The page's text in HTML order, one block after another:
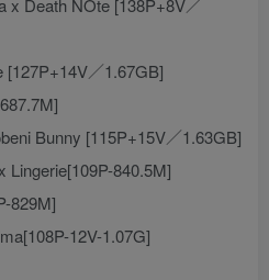
x Death NOte [138P+8V／
[127P+14V／1.67GB]
Bunny [115P+15V／1.63GB]
Lingerie[109P-840.5M]
829M]
12V-1.07G]